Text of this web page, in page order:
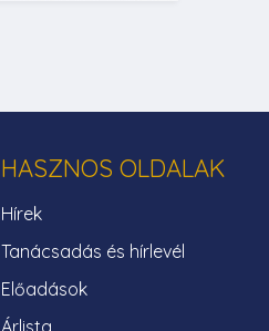
HASZNOS OLDALAK
Hírek
Tanácsadás és hírlevél
Előadások
Árlista